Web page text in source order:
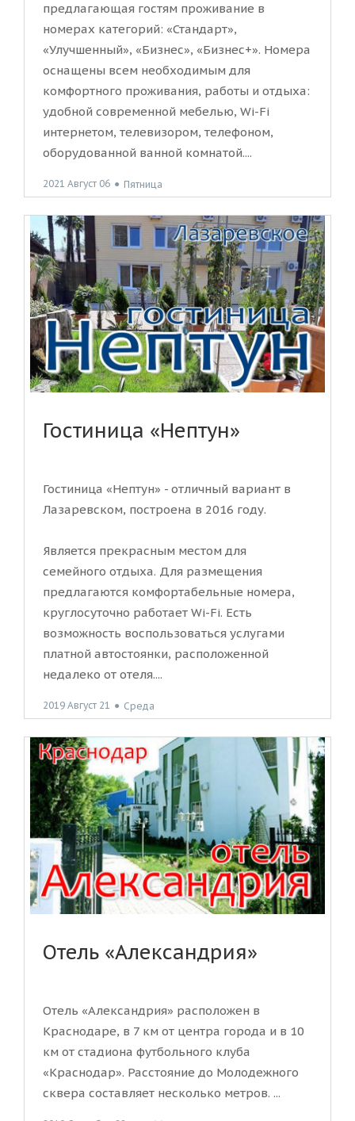
предлагающая гостям проживание в
номерах категорий: «Стандарт»,
«Улучшенный», «Бизнес», «Бизнес+». Номера
оснащены всем необходимым для
комфортного проживания, работы и отдыха:
удобной современной мебелью, Wi-Fi
интернетом, телевизором, телефоном,
оборудованной ванной комнатой....
2021 Август 06 ● Пятница
Гостиница «Нептун»
Гостиница «Нептун» - отличный вариант в
Лазаревском, построена в 2016 году.
Является прекрасным местом для
семейного отдыха. Для размещения
предлагаются комфортабельные номера,
круглосуточно работает Wi-Fi. Есть
возможность воспользоваться услугами
платной автостоянки, расположенной
недалеко от отеля....
2019 Август 21 ● Среда
Отель «Александрия»
Отель «Александрия» расположен в
Краснодаре, в 7 км от центра города и в 10
км от стадиона футбольного клуба
«Краснодар». Расстояние до Молодежного
сквера составляет несколько метров. ...